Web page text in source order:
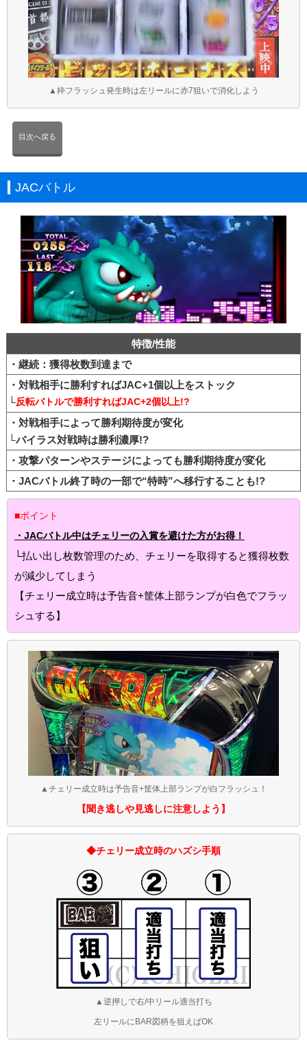
▲枠フラッシュ発生時は左リールに赤7狙いで消化しよう
目次へ戻る
JACバトル
特徴/性能
・継続：獲得枚数到達まで
・対戦相手に勝利すればJAC+1個以上をストック
└反転バトルで勝利すればJAC+2個以上!?
・対戦相手によって勝利期待度が変化
└バイラス対戦時は勝利濃厚!?
・攻撃パターンやステージによっても勝利期待度が変化
・JACバトル終了時の一部で“特時”へ移行することも!?
■ポイント
・JACバトル中はチェリーの入賞を避けた方がお得！
└払い出し枚数管理のため、チェリーを取得すると獲得枚数
が減少してしまう
【チェリー成立時は予告音+筐体上部ランプが白色でフラッ
シュする】
▲チェリー成立時は予告音+筐体上部ランプが白フラッシュ！
【聞き逃しや見逃しに注意しよう】
◆チェリー成立時のハズシ手順
▲逆押しで右/中リール適当打ち
左リールにBAR図柄を狙えばOK